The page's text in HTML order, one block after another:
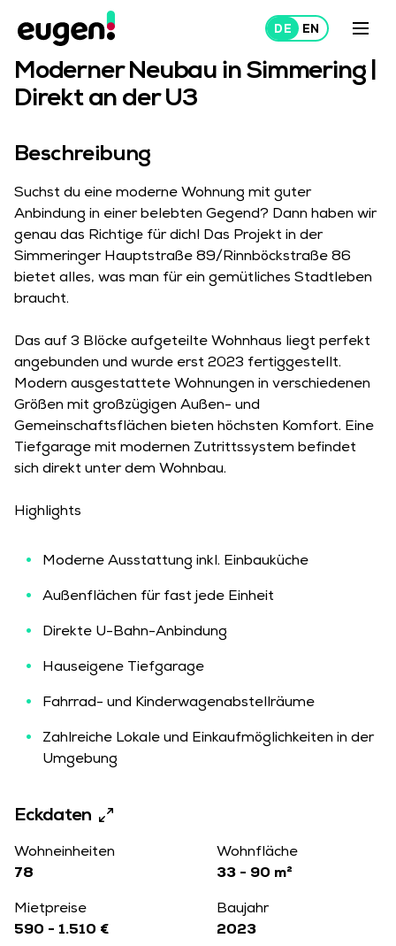
Mieten
Projekte
SIMMERINGER HAUPTSTRASSE 89, 1110 WIEN
Moderner Neubau in Simmering |
Direkt an der U3
Beschreibung
Suchst du eine moderne Wohnung mit guter
Anbindung in einer belebten Gegend? Dann haben wir
genau das Richtige für dich! Das Projekt in der
Simmeringer Hauptstraße 89/Rinnböckstraße 86
bietet alles, was man für ein gemütliches Stadtleben
braucht.
Das auf 3 Blöcke aufgeteilte Wohnhaus liegt perfekt
angebunden und wurde erst 2023 fertiggestellt.
Modern ausgestattete Wohnungen in verschiedenen
Größen mit großzügigen Außen- und
Gemeinschaftsflächen bieten höchsten Komfort. Eine
Tiefgarage mit modernen Zutrittssystem befindet
sich direkt unter dem Wohnbau.
Highlights
Moderne Ausstattung inkl. Einbauküche
Außenflächen für fast jede Einheit
Direkte U-Bahn-Anbindung
Hauseigene Tiefgarage
Fahrrad- und Kinderwagenabstellräume
Zahlreiche Lokale und Einkaufmöglichkeiten in der
Umgebung
Eckdaten
Wohneinheiten
78
Wohnfläche
33 - 90 m²
Mietpreise
590 - 1.510 €
Baujahr
2023